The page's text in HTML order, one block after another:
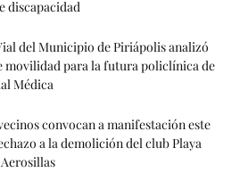
discapacidad
del Municipio de Piriápolis analizó
movilidad para la futura policlínica de
Médica
convocan a manifestación este
a la demolición del club Playa